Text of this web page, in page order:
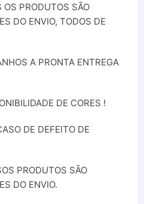
PRODUTOS SÃO
DO ENVIO, TODOS DE
A PRONTA ENTREGA
DE CORES !
DE DEFEITO DE
PRODUTOS SÃO
DO ENVIO.